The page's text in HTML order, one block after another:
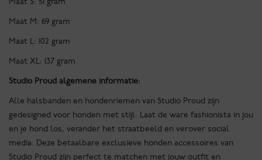
Maat M: 69 gram
Maat L: 102 gram
Maat XL: 137 gram
Studio Proud algemene informatie:
Alle halsbanden en hondenriemen van Studio Proud zijn
gedesigned voor honden met stijl. Laat de ware fashionista in jou
en je hond los, verander het straatbeeld en verover social
media. Deze betaalbare exclusieve honden accessoires van
Studio Proud zijn perfect te matchen met jouw outfit en